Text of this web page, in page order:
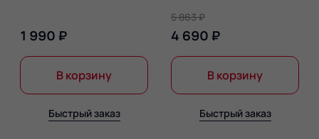
1 990 ₽
В корзину
Быстрый заказ
4 690 ₽
5 863 ₽
В корзину
Быстрый заказ